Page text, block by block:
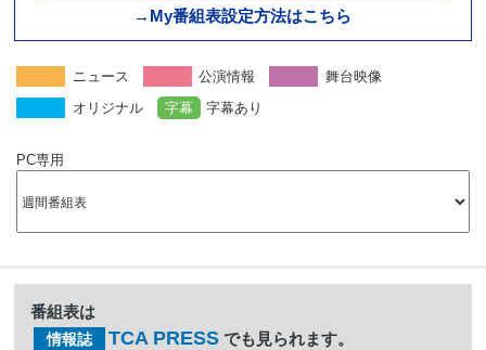
→My番組表設定方法はこちら
ニュース 公演情報
舞台映像
オリジナル
字幕 字幕あり
PC専用
番組表は
情報誌 TCA PRESS でも見られます。